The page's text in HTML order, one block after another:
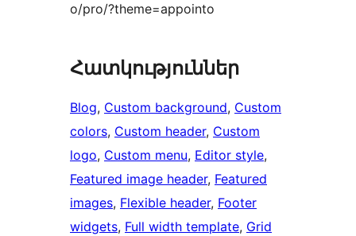
o/pro/?theme=appointo
Հատկություններ
Blog, Custom background, Custom
colors, Custom header, Custom
logo, Custom menu, Editor style
Featured image header, Featured
images, Flexible header, Footer
widgets, Full width template, Grid